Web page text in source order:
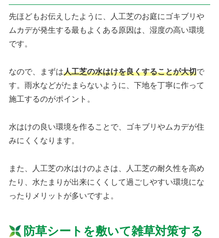
先ほどもお伝えしたように、人工芝のお庭にゴキブリや
ムカデが発生する最もよくある原因は、湿度の高い環境
です。
なので、まずは人工芝の水はけを良くすることが大切で
す。雨水などがたまらないように、下地を丁寧に作って
施工するのがポイント。
水はけの良い環境を作ることで、ゴキブリやムカデが住
みにくくなります。
また、人工芝の水はけのよさは、人工芝の耐久性を高め
たり、水たまりが出来にくくして過ごしやすい環境にな
ったりメリットが多いですよ。
防草シートを敷いて雑草対策する